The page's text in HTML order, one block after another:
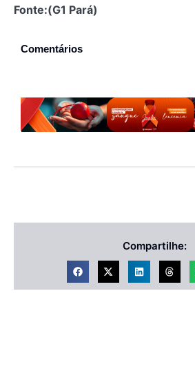
Fonte:(G1 Pará)
Comentários
Compartilhe: